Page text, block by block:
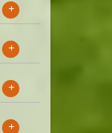
+
+
+
+